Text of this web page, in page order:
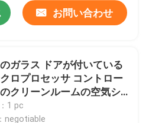
お問い合わせ
ガラス ドアが付いている
ロプロセッサ コントロー
クリーンルームの空気シ
1 pc
negotiable